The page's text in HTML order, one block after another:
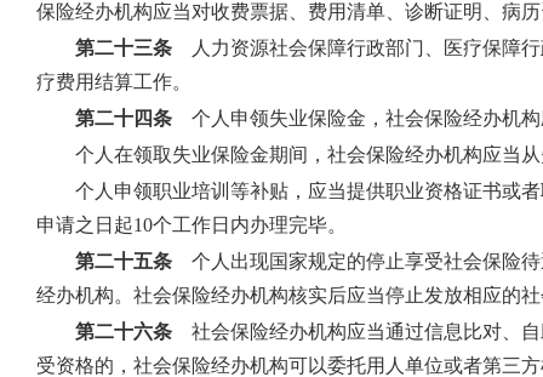
保险经办机构应当对收费票据、费用清单、诊断证明、病
第二十三条 人力资源社会保障行政部门、医疗保障
疗费用结算工作。
第二十四条 个人申领失业保险金，社会保险经办机
个人在领取失业保险金期间，社会保险经办机构应当
个人申领职业培训等补贴，应当提供职业资格证书或
申请之日起10个工作日内办理完毕。
第二十五条 个人出现国家规定的停止享受社会保险
经办机构。社会保险经办机构核实后应当停止发放相应的
第二十六条 社会保险经办机构应当通过信息比对、
受资格的，社会保险经办机构可以委托用人单位或者第三